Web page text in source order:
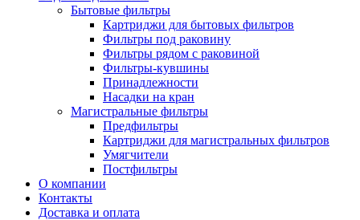
Бытовые фильтры
Картриджи для бытовых фильтров
Фильтры под раковину
Фильтры рядом с раковиной
Фильтры-кувшины
Принадлежности
Насадки на кран
Магистральные фильтры
Предфильтры
Картриджи для магистральных фильтров
Умягчители
Постфильтры
О компании
Контакты
Доставка и оплата